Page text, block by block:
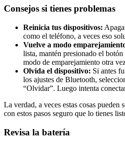
Consejos si tienes problemas
Reinicia tus dispositivos:
como el teléfono, a veces eso
Vuelve a modo
lista, mantén presionado el
modo de emparejamiento otra
Olvida el dispositivo: Si antes
los ajustes de Bluetooth,
“Olvidar”. Luego intenta
La verdad, a veces estas cosas pueden
con estos pasos seguro que lo tienes
Revisa la batería